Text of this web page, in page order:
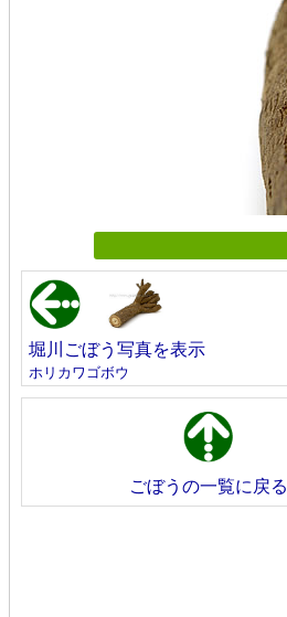
堀川ごぼう写真を表示
ホリカワゴボウ
ごぼうの一覧に戻る